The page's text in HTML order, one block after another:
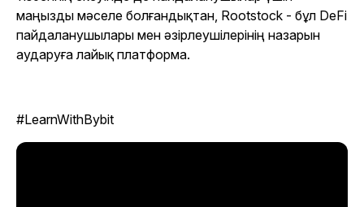
маңызды мәселе болғандықтан, Rootstock - бұл DeFi
пайдаланушылары мен әзірлеушілерінің назарын
аударуға лайық платформа.
#LearnWithBybit